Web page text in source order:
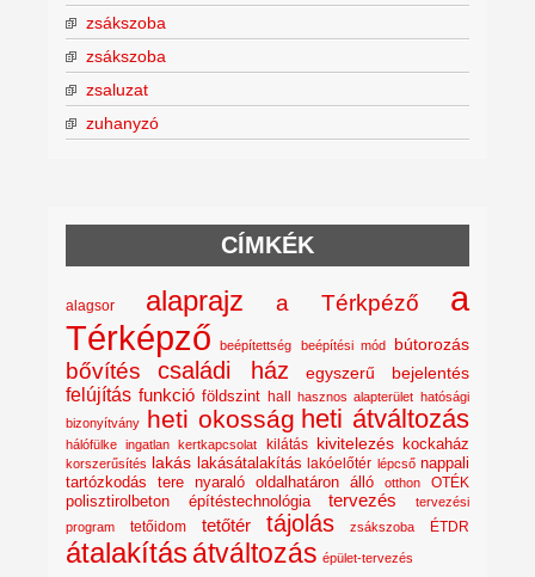
zsákszoba
zsákszoba
zsaluzat
zuhanyzó
CÍMKÉK
alagsor alaprajz a Térkpéző
a
Térképző
beépítettség beépítési mód bútorozás
bővítés családi ház egyszerű bejelentés
felújítás funkció földszint hall hasznos alapterület hatósági
bizonyítvány heti okosság heti átváltozás
hálófülke ingatlan kertkapcsolat kilátás kivitelezés kockaház
korszerűsítés lakás lakásátalakítás lakóelőtér lépcső nappali
tartózkodás tere
nyaraló oldalhatáron álló otthon OTÉK
polisztirolbeton építéstechnológia tervezés
tervezési
program
tetőidom tetőtér tájolás zsákszoba ÉTDR
átalakításátváltozás épület-tervezés